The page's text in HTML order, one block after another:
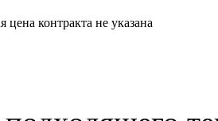
цена контракта не указана